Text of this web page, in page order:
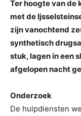
Ter hoogte van de
met de
zijn vanochtend
synthetisch
stuk, lagen in een
afgelopen nacht
Onderzoek
De hulpdiensten